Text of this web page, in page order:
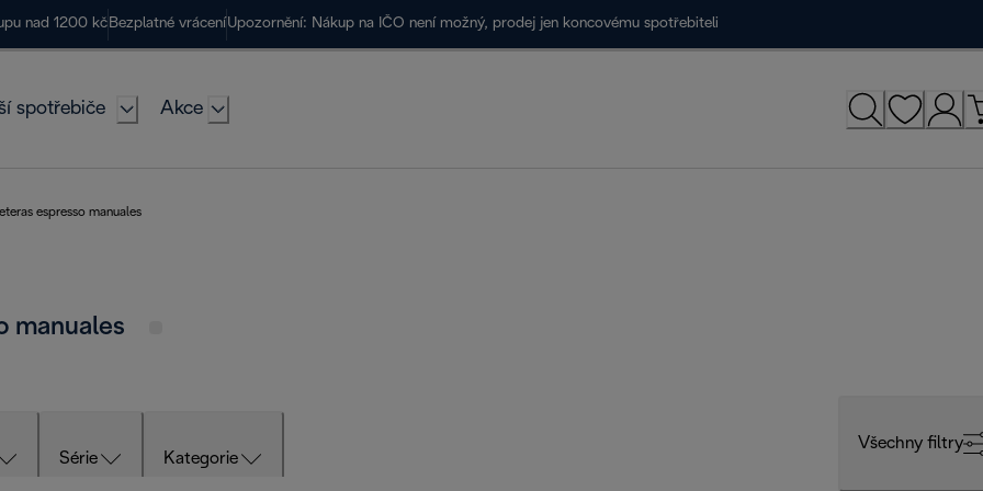
nad 1200 kč Bezplatné vráceníUpozornění: Nákup na IČO není možný, prodej jen koncovému spotřebiteli
spotřebiče Akce
espresso manuales
manuales
Série Kategorie
Všechny filtry